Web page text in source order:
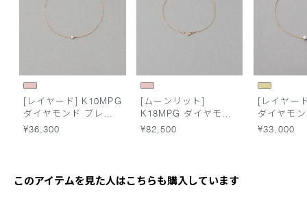
[レイヤード] K10MPG
ダイヤモンド ブレス
レット
¥36,300
[ムーンリット]
K18MPG ダイヤモン
ド ブレスレット
¥82,500
[レイヤー
ダイヤモ
ブレスレ
¥33,000
このアイテムを見た人はこちらも購入しています